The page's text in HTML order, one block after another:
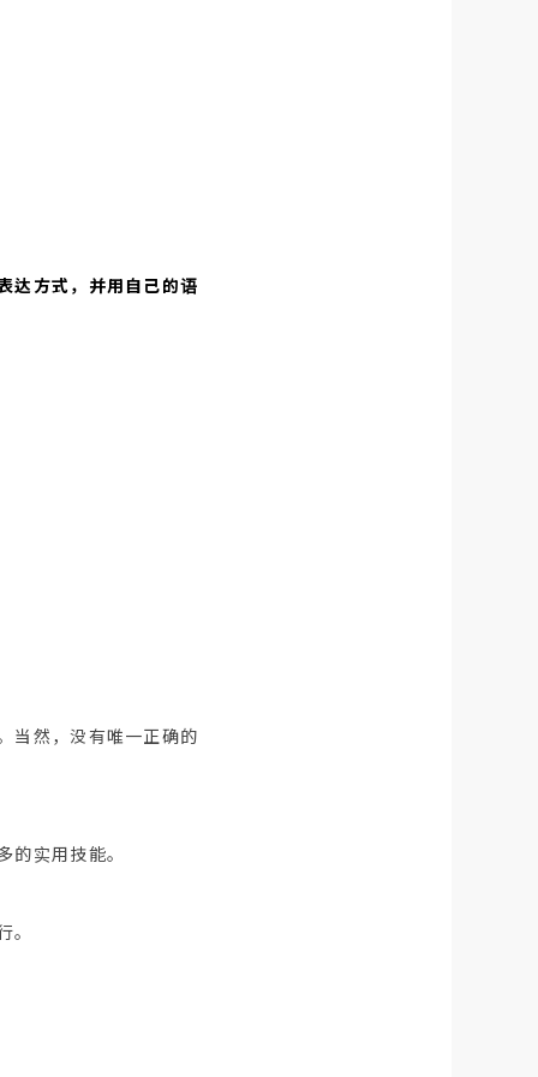
达方式，并用自己的语
当然，没有唯一正确的
的实用技能。
。